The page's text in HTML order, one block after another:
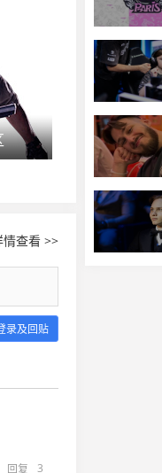
SLi S5群星
查看 >>
录及回贴
3
回复